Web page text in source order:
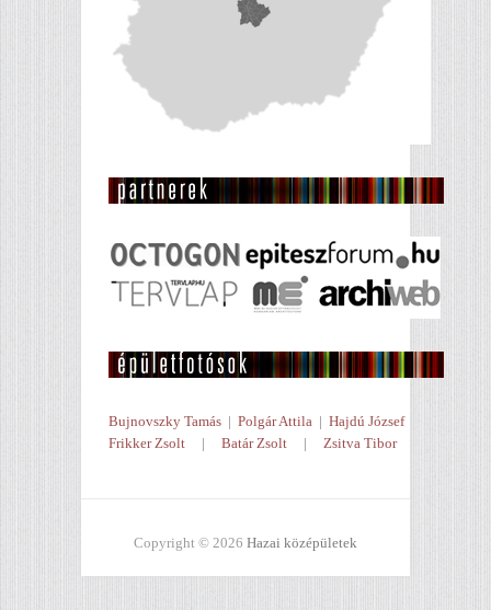
Bujnovszky Tamás | Polgár Attila | Hajdú József
Frikker Zsolt | Batár Zsolt | Zsitva Tibor
Copyright © 2026 Hazai középületek